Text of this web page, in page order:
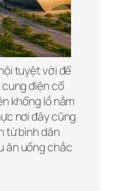
tuyệt vời để
điện cổ
khổng lồ nằm
nơi đây cũng
từ bình dân
ăn uống chắc